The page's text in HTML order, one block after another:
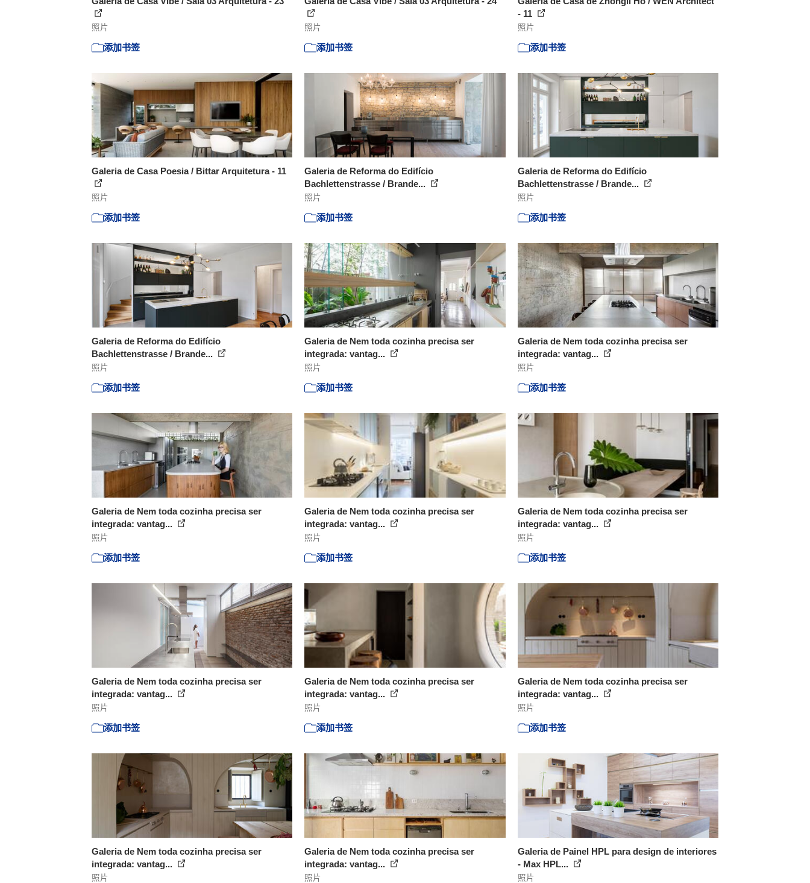
照片
添加书签
照片
添加书签
- 11
照片
添加书签
Galeria de Casa Poesia / Bittar Arquitetura - 11
照片
添加书签
Galeria de Reforma do Edifício
Bachlettenstrasse / Brande...
照片
添加书签
Galeria de Reforma do Edifício
Bachlettenstrasse / Brande...
照片
添加书签
Galeria de Reforma do Edifício
Bachlettenstrasse / Brande...
照片
添加书签
Galeria de Nem toda cozinha precisa ser
integrada: vantag...
照片
添加书签
Galeria de Nem toda cozinha precisa ser
integrada: vantag...
照片
添加书签
Galeria de Nem toda cozinha precisa ser
integrada: vantag...
照片
添加书签
Galeria de Nem toda cozinha precisa ser
integrada: vantag...
照片
添加书签
Galeria de Nem toda cozinha precisa ser
integrada: vantag...
照片
添加书签
Galeria de Nem toda cozinha precisa ser
integrada: vantag...
照片
添加书签
Galeria de Nem toda cozinha precisa ser
integrada: vantag...
照片
添加书签
Galeria de Nem toda cozinha precisa ser
integrada: vantag...
照片
添加书签
Galeria de Nem toda cozinha precisa ser
integrada: vantag...
照片
Galeria de Nem toda cozinha precisa ser
integrada: vantag...
照片
Galeria de Painel HPL para design de interiores
- Max HPL...
照片